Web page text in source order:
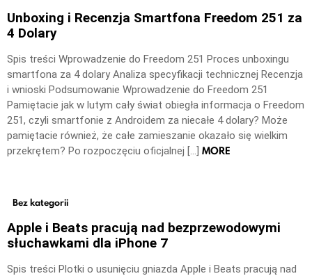
Unboxing i Recenzja Smartfona Freedom 251 za
4 Dolary
Spis treści Wprowadzenie do Freedom 251 Proces unboxingu
smartfona za 4 dolary Analiza specyfikacji technicznej Recenzja
i wnioski Podsumowanie Wprowadzenie do Freedom 251
Pamiętacie jak w lutym cały świat obiegła informacja o Freedom
251, czyli smartfonie z Androidem za niecałe 4 dolary? Może
pamiętacie również, że całe zamieszanie okazało się wielkim
przekrętem? Po rozpoczęciu oficjalnej […] MORE
Bez kategorii
Apple i Beats pracują nad bezprzewodowymi
słuchawkami dla iPhone 7
Spis treści Plotki o usunięciu gniazda Apple i Beats pracują nad